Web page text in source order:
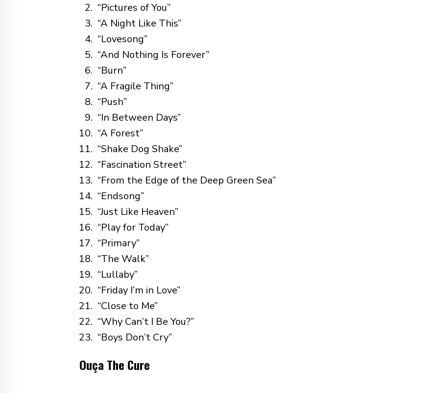
“Pictures of You”
“A Night Like This”
“Lovesong”
“And Nothing Is Forever”
“Burn”
“A Fragile Thing”
“Push”
“In Between Days”
“A Forest”
“Shake Dog Shake”
“Fascination Street”
“From the Edge of the Deep Green Sea”
“Endsong”
“Just Like Heaven”
“Play for Today”
“Primary”
“The Walk”
“Lullaby”
“Friday I’m in Love”
“Close to Me”
“Why Can’t I Be You?”
“Boys Don’t Cry”
Ouça The Cure